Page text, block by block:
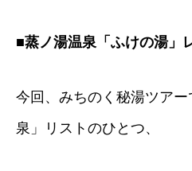
■蒸ノ湯温泉「ふけの湯」
今回、みちのく秘湯ツア
泉」リストのひとつ、